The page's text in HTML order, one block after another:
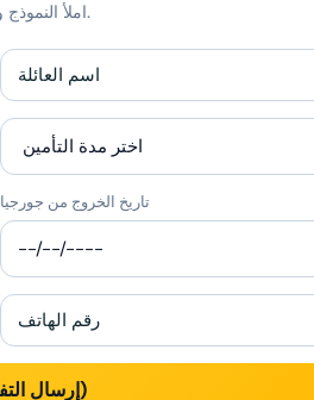
املأ النموذج واضغط زر الإرسال. سيتم إرسال بياناتك تلقائيًا إلى فريقنا عبر واتساب.
تاريخ الخروج من جورجيا
إرسال التفاصيل (واتساب)